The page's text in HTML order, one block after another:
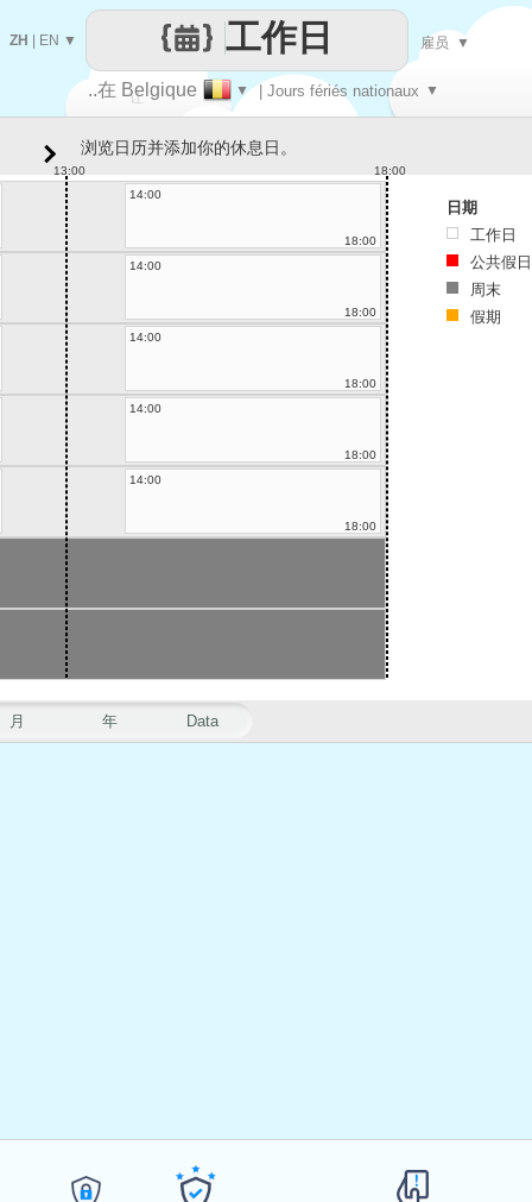
让
每一天
..在 Belgique ▼ | Jours fériés nationaux ▼
工作日
ZH EN ▼ 雇员 ▼
月 年 Data
浏览日历并添加你的休息日。
13:00
18:00
14:00
18:00
14:00
18:00
14:00
18:00
14:00
18:00
14:00
18:00
日期
工作日
公共假日
周末
假期